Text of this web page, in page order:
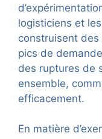
logisticiens et
construisent
pics de
des ruptures de
ensemble,
efficacement.
En matière